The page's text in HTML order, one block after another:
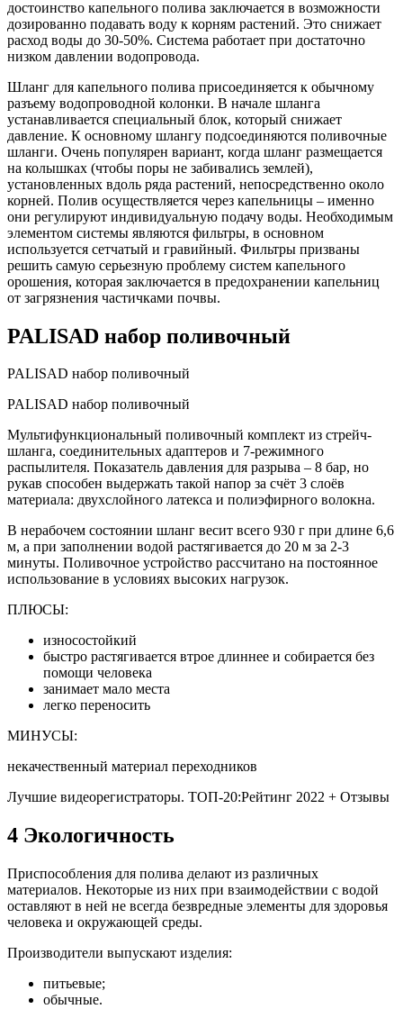
достоинство капельного полива заключается в возможности
дозированно подавать воду к корням растений. Это снижает
расход воды до 30-50%. Система работает при достаточно
низком давлении водопровода.
Шланг для капельного полива присоединяется к обычному
разъему водопроводной колонки. В начале шланга
устанавливается специальный блок, который снижает
давление. К основному шлангу подсоединяются поливочные
шланги. Очень популярен вариант, когда шланг размещается
на колышках (чтобы поры не забивались землей),
установленных вдоль ряда растений, непосредственно около
корней. Полив осуществляется через капельницы – именно
они регулируют индивидуальную подачу воды. Необходимым
элементом системы являются фильтры, в основном
используется сетчатый и гравийный. Фильтры призваны
решить самую серьезную проблему систем капельного
орошения, которая заключается в предохранении капельниц
от загрязнения частичками почвы.
PALISAD набор поливочный
PALISAD набор поливочный
PALISAD набор поливочный
Мультифункциональный поливочный комплект из стрейч-
шланга, соединительных адаптеров и 7-режимного
распылителя. Показатель давления для разрыва – 8 бар, но
рукав способен выдержать такой напор за счёт 3 слоёв
материала: двухслойного латекса и полиэфирного волокна.
В нерабочем состоянии шланг весит всего 930 г при длине 6,6
м, а при заполнении водой растягивается до 20 м за 2-3
минуты. Поливочное устройство рассчитано на постоянное
использование в условиях высоких нагрузок.
ПЛЮСЫ:
износостойкий
быстро растягивается втрое длиннее и собирается без
помощи человека
занимает мало места
легко переносить
МИНУСЫ:
некачественный материал переходников
Лучшие видеорегистраторы. ТОП-20:Рейтинг 2022 + Отзывы
4 Экологичность
Приспособления для полива делают из различных
материалов. Некоторые из них при взаимодействии с водой
оставляют в ней не всегда безвредные элементы для здоровья
человека и окружающей среды.
Производители выпускают изделия:
питьевые;
обычные.